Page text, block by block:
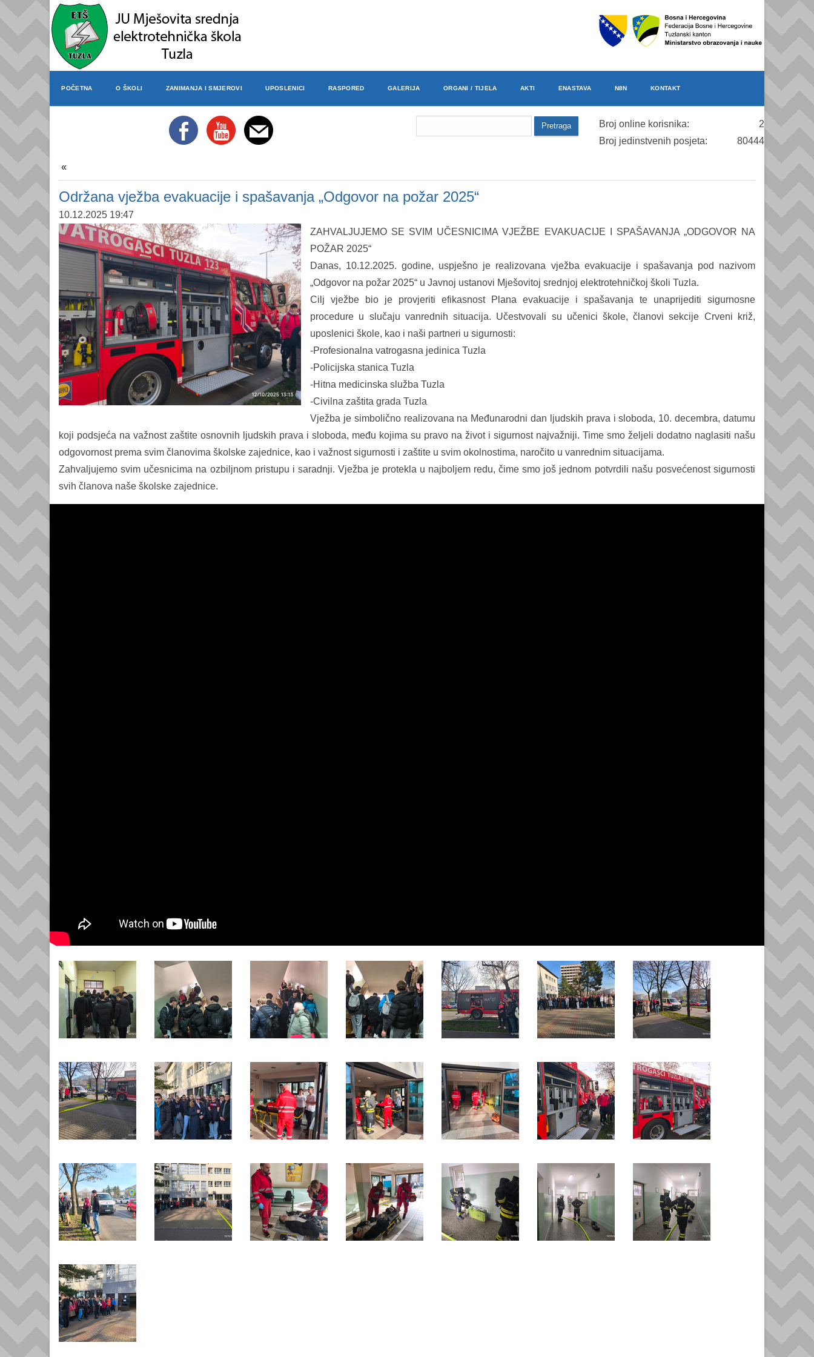
POČETNA O ŠKOLI ZANIMANJA I SMJEROVI UPOSLENICI RASPORED GALERIJA ORGANI / TIJELA AKTI ENASTAVA N8N KONTAKT
Broj online korisnika:
2
Broj jedinstvenih posjeta:
80444
Održana vježba evakuacije i spašavanja „Odgovor na požar 2025“
10.12.2025 19:47
ZAHVALJUJEMO SE SVIM UČESNICIMA VJEŽBE EVAKUACIJE I SPAŠAVANJA „ODGOVOR NA
POŽAR 2025“
Danas, 10.12.2025. godine, uspješno je realizovana vježba evakuacije i spašavanja pod nazivom
„Odgovor na požar 2025“ u Javnoj ustanovi Mješovitoj srednjoj elektrotehničkoj školi Tuzla.
Cilj vježbe bio je provjeriti efikasnost Plana evakuacije i spašavanja te unaprijediti sigurnosne
procedure u slučaju vanrednih situacija. Učestvovali su učenici škole, članovi sekcije Crveni križ,
uposlenici škole, kao i naši partneri u sigurnosti:
-Profesionalna vatrogasna jedinica Tuzla
-Policijska stanica Tuzla
-Hitna medicinska služba Tuzla
-Civilna zaštita grada Tuzla
Vježba je simbolično realizovana na Međunarodni dan ljudskih prava i sloboda, 10. decembra, datumu
koji podsjeća na važnost zaštite osnovnih ljudskih prava i sloboda, među kojima su pravo na život i sigurnost najvažniji. Time smo željeli dodatno naglasiti našu
odgovornost prema svim članovima školske zajednice, kao i važnost sigurnosti i zaštite u svim okolnostima, naročito u vanrednim situacijama.
Zahvaljujemo svim učesnicima na ozbiljnom pristupu i saradnji. Vježba je protekla u najboljem redu, čime smo još jednom potvrdili našu posvećenost sigurnosti
svih članova naše školske zajednice.